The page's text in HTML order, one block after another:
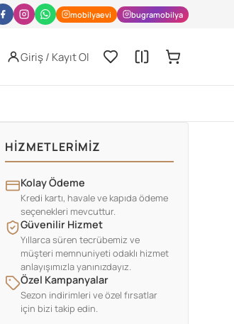
mobilyaevi bugramobilya
Giriş / Kayıt Ol
HIZMETLERIMIZ
Kolay Ödeme
Kredi kartı, havale ve kapıda ödeme
seçenekleri mevcuttur.
Güvenilir Hizmet
Yıllarca süren tecrübemiz ve
müşteri memnuniyeti odaklı hizmet
anlayışımızla yanınızdayız.
Özel Kampanyalar
Sezon indirimleri ve özel fırsatlar
için bizi takip edin.
index.htmlJISSN Archive -https://